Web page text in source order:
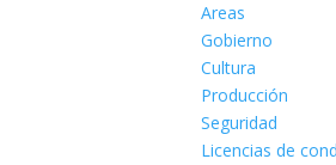
Areas
Gobierno
Cultura
Producción
Seguridad
Licencias de